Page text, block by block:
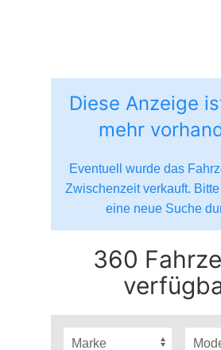
Diese Anzeige
mehr
Eventuell wurde das
Zwischenzeit verkauft.
eine neue Suche
360